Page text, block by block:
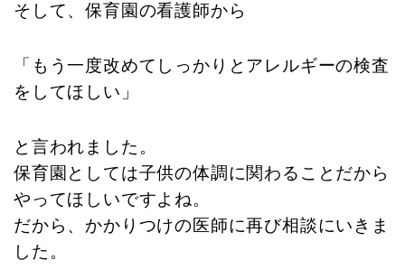
そして、保育園の看護師から
「もう一度改めてしっかりとアレルギーの検査
をしてほしい」
と言われました。
保育園としては子供の体調に関わることだから
やってほしいですよね。
だから、かかりつけの医師に再び相談にいきま
した。